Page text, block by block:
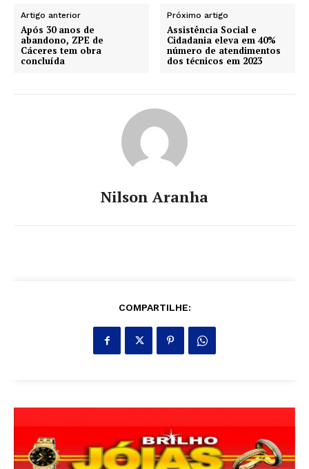
Artigo anterior
Após 30 anos de
abandono, ZPE de
Cáceres tem obra
concluída
Próximo artigo
Assistência Social e
Cidadania eleva em 40%
número de atendimentos
dos técnicos em 2023
Nilson Aranha
COMPARTILHE: